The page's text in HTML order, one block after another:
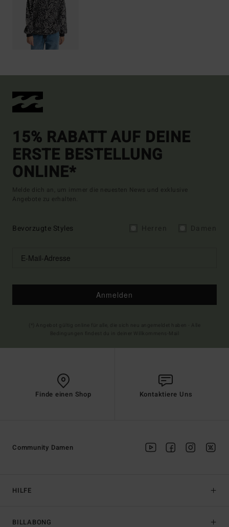
15% RABATT AUF DEINE
ERSTE BESTELLUNG
ONLINE*
Melde dich an, um immer die neuesten News und exklusive
Angebote zu erhalten.
Bevorzugte Styles
Anmelden
Finde einen Shop Kontaktiere Uns
HILFE
BILLABONG
Community Damen